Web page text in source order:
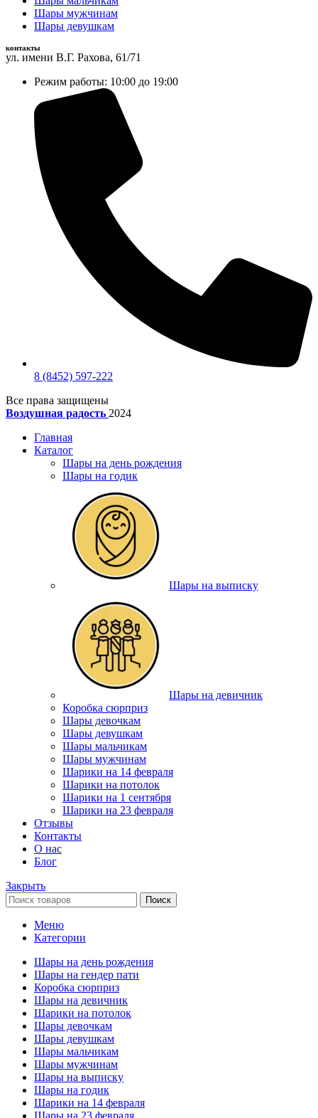
Шары мужчинам
Шары девушкам
контакты
ул. имени В.Г. Рахова, 61/71
Режим работы: 10:00 до 19:00
8 (8452) 597-222
Все права защищены
Воздушная радость 2024
Главная
Каталог
Шары на день рождения
Шары на годик
Шары на выписку
Шары на девичник
Коробка сюрприз
Шары девочкам
Шары девушкам
Шары мальчикам
Шары мужчинам
Шарики на 14 февраля
Шарики на потолок
Шарики на 1 сентября
Шарики на 23 февраля
Отзывы
Контакты
О нас
Блог
Закрыть
Поиск
Меню
Категории
Шары на день рождения
Шары на гендер пати
Коробка сюрприз
Шары на девичник
Шарики на потолок
Шары девочкам
Шары девушкам
Шары мальчикам
Шары мужчинам
Шары на выписку
Шары на годик
Шарики на 14 февраля
Шары на 23 февраля